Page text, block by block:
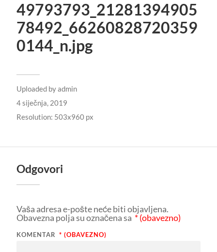
49793793_21281394905
78492_66260828720359
0144_n.jpg
Uploaded byadmin
4 siječnja, 2019
Resolution: 503x960 px
Odgovori
Vaša adresa e-pošte neće biti objavljena.
Obavezna polja su označena sa * (obavezno)
KOMENTAR * (OBAVEZNO)